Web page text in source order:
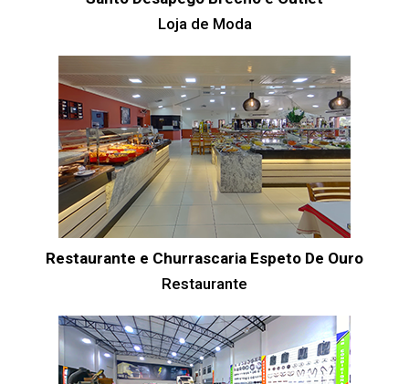
Loja de Moda
Restaurante e Churrascaria Espeto De Ouro
Restaurante